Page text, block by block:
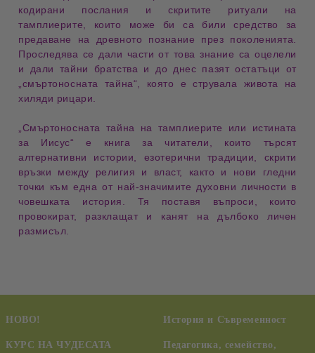
кодирани послания искритите ритуали на
тамплиерите, които може би са били средство за
предаване на древното познание през поколенията.
Проследява се дали части от това знание са оцелели
и дали тайни братства и до днес пазят остатъци от
„смъртоносната тайна“, която е струвала живота на
хиляди рицари.
„Смъртоносната тайна на тамплиерите или истината
за Иисус“ е книга за читатели, които търсят
алтернативни истории
езотерични традиции
скрити
връзки между религия и власт, както и нови гледни
точки към една от най-значимите духовни личности в
човешката история. Тя поставя въпроси, които
провокират, разклащат и канят на дълбоко личен
размисъл.
НОВО!
КУРС НА ЧУДЕСАТА
История и Съвременност
Педагогика, семейство,